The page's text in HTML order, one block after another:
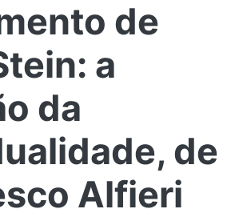
de
a
da
de
Alfieri